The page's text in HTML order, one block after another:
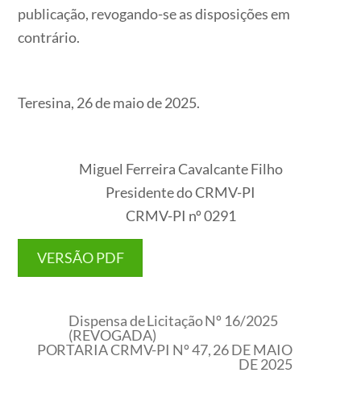
publicação, revogando-se as disposições em
contrário.
Teresina, 26 de maio de 2025.
Miguel Ferreira Cavalcante Filho
Presidente do CRMV-PI
CRMV-PI nº 0291
VERSÃO PDF
Dispensa de Licitação Nº 16/2025
(REVOGADA)
PORTARIA CRMV-PI Nº 47, 26 DE MAIO
DE 2025